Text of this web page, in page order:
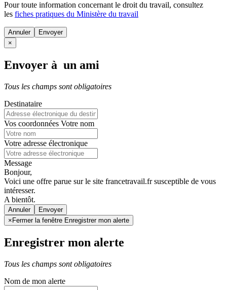
Pour toute information concernant le droit du travail, consultez
les fiches pratiques du Ministère du travail
Annuler
×
Envoyer à un ami
Tous les champs sont obligatoires
Destinataire
Vos coordonnées Votre nom
Votre adresse électronique
Message
Bonjour,
Voici une offre parue sur le site francetravail.fr susceptible de vous
intéresser.
A bientôt.
Annuler
× Fermer la fenêtre Enregistrer mon alerte
Enregistrer mon alerte
Tous les champs sont obligatoires
Nom de mon alerte